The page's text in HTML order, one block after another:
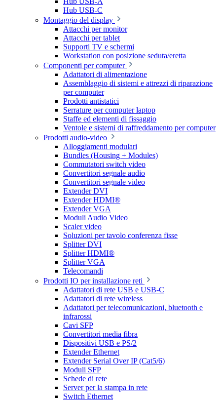
Hub USB-C
Montaggio del display
Attacchi per monitor
Attacchi per tablet
Supporti TV e schermi
Workstation con posizione seduta/eretta
Componenti per computer
Adattatori di alimentazione
Assemblaggio di sistemi e attrezzi di riparazione
per computer
Prodotti antistatici
Serrature per computer laptop
Staffe ed elementi di fissaggio
Ventole e sistemi di raffreddamento per computer
Prodotti audio-video
Alloggiamenti modulari
Bundles (Housing + Modules)
Commutatori switch video
Convertitori segnale audio
Convertitori segnale video
Extender DVI
Extender HDMI®
Extender VGA
Moduli Audio Video
Scaler video
Soluzioni per tavolo conferenza fisse
Splitter DVI
Splitter HDMI®
Splitter VGA
Telecomandi
Prodotti IO per installazione reti
Adattatori di rete USB e USB-C
Adattatori di rete wireless
Adattatori per telecomunicazioni, bluetooth e
infrarossi
Cavi SFP
Convertitori media fibra
Dispositivi USB e PS/2
Extender Ethernet
Extender Serial Over IP (Cat5/6)
Moduli SFP
Schede di rete
Server per la stampa in rete
Switch Ethernet